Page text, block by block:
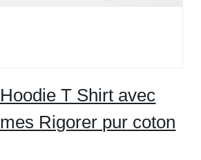
T Shirt avec
Rigorer pur coton